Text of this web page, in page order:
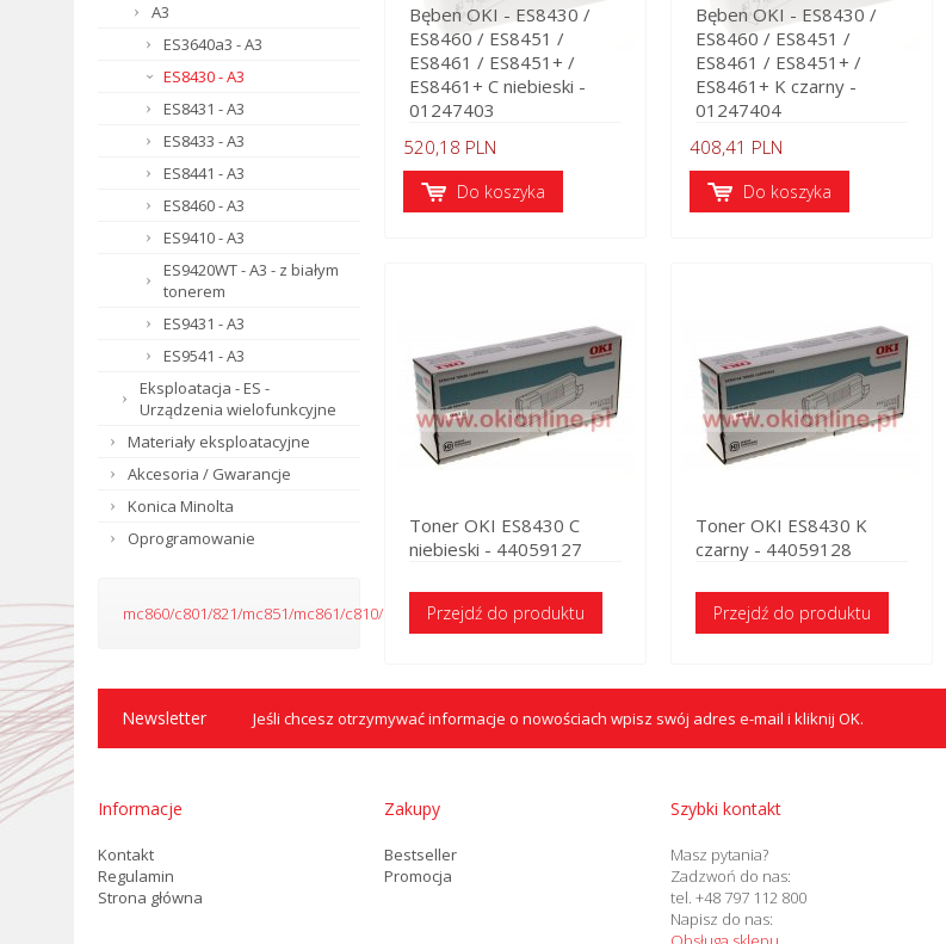
A3
ES3640a3 - A3
ES8430 - A3
ES8431 - A3
ES8433 - A3
ES8441 - A3
ES8460 - A3
ES9410 - A3
ES9420WT - A3 - z białym
tonerem
ES9431 - A3
ES9541 - A3
Eksploatacja - ES -
Urządzenia wielofunkcyjne
Materiały eksploatacyjne
Akcesoria / Gwarancje
Konica Minolta
Oprogramowanie
mc860/c801/821/mc851/mc861/c810/c830
Bęben OKI - ES8430 /
ES8460 / ES8451 /
ES8461 / ES8451+ /
ES8461+ C niebieski -
01247403
520,18 PLN
Do koszyka
Bęben OKI - ES8430 /
ES8460 / ES8451 /
ES8461 / ES8451+ /
ES8461+ K czarny -
01247404
408,41 PLN
Do koszyka
Toner OKI ES8430 C
niebieski - 44059127
Przejdź do produktu
Toner OKI ES8430 K
czarny - 44059128
Przejdź do produktu
Newsletter Jeśli chcesz otrzymywać informacje o nowościach wpisz swój adres e-mail i kliknij OK.
Informacje
Kontakt
Regulamin
Strona główna
Zakupy
Bestseller
Promocja
Szybki kontakt
Masz pytania?
Zadzwoń do nas:
tel. +48 797 112 800
Napisz do nas: